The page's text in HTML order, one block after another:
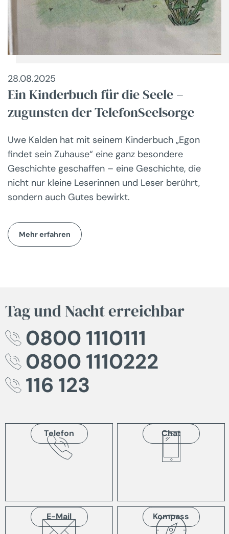
28.08.2025
Ein Kinderbuch für die Seele –
zugunsten der TelefonSeelsorge
Uwe Kalden hat mit seinem Kinderbuch „Egon
findet sein Zuhause“ eine ganz besondere
Geschichte geschaffen – eine Geschichte, die
nicht nur kleine Leserinnen und Leser berührt,
sondern auch Gutes bewirkt.
Mehr erfahren
Tag und Nacht erreichbar
0800 1110111
0800 1110222
116 123
Telefon Chat
E-Mail Kompass